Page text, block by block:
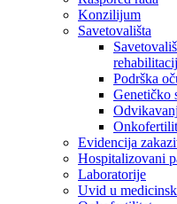
Konzilijum
Savetovališta
Podrška
Genetičko
Evidencija
Hospitalizovani
Laboratorije
Uvid u